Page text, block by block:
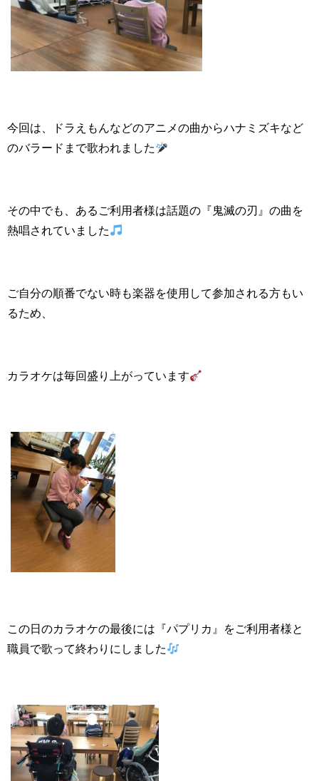
今回は、ドラえもんなどのアニメの曲からハナミズキなど
のバラードまで歌われました
その中でも、あるご利用者様は話題の『鬼滅の刃』の曲を
熱唱されていました
ご自分の順番でない時も楽器を使用して参加される方もい
るため、
カラオケは毎回盛り上がっています
この日のカラオケの最後には『パプリカ』をご利用者様と
職員で歌って終わりにしました